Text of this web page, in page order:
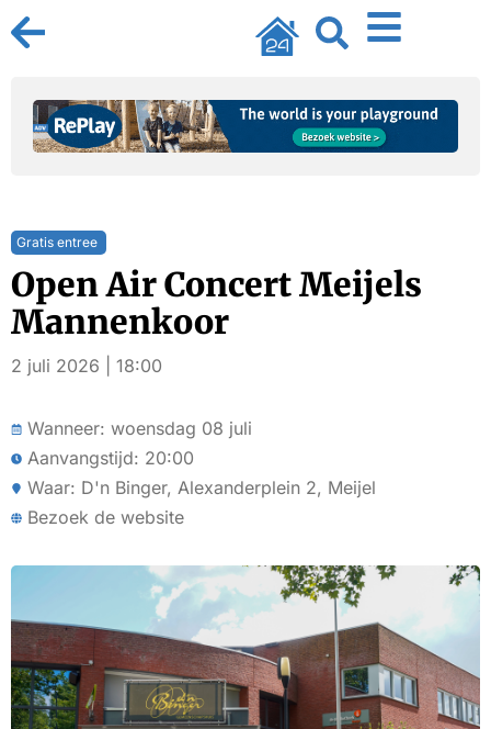
Gratis entree
Open Air Concert Meijels
Mannenkoor
2 juli 2026 | 18:00
Wanneer: woensdag 08 juli
Aanvangstijd: 20:00
Waar: D'n Binger, Alexanderplein 2, Meijel
Bezoek de website